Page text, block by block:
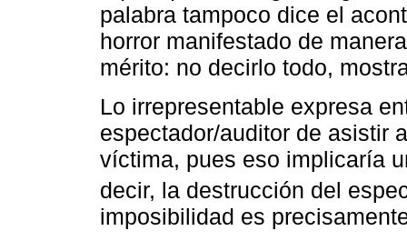
palabra tampoco dice el
horror manifestado de
mérito: no decirlo todo,
Lo irrepresentable expresa
espectador/auditor de asistir
víctima, pues eso implicaría
decir, la destrucción del
imposibilidad es